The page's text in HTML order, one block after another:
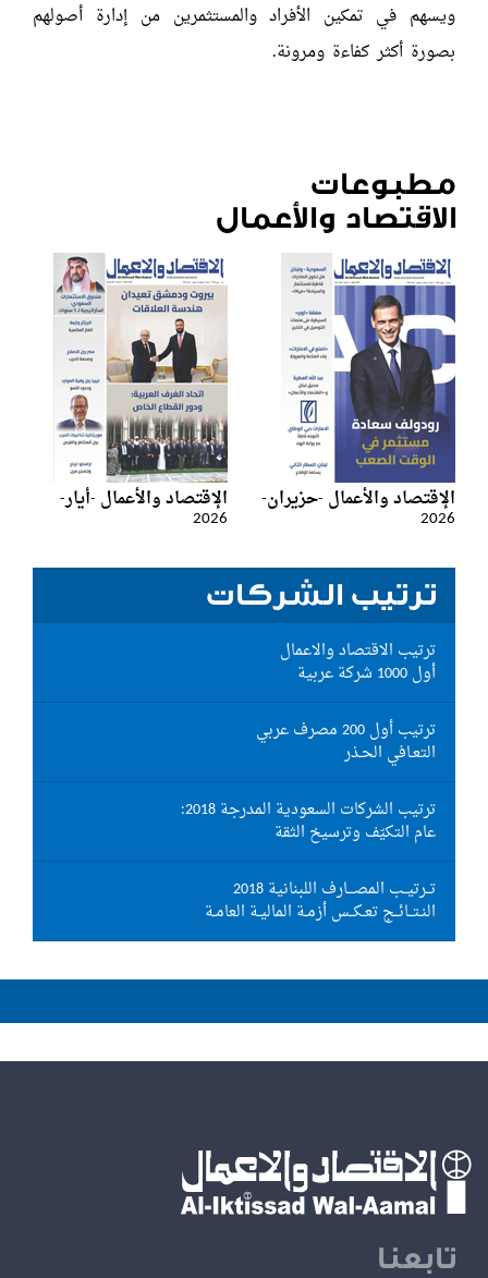
ويسهم في تمكين الأفراد والمستثمرين من إدارة أصولهم
بصورة أكثر كفاءة ومرونة.
مطبوعات
الاقتصاد والأعمال
الإقتصاد والأعمال -حزيران-
2026
الإقتصاد والأعمال -أيار-
2026
ترتيب الشركات
ترتيب الاقتصاد والاعمال
أول 1000 شركة عربية
ترتيب أول 200 مصرف عربي
التعـافي الحـذر
ترتيب الشركات السعودية المدرجة 2018:
عام التكيّف وترسيخ الثقة
تــرتيــب المصـــارف اللبنانية 2018
النـتــائــج تعـكــس أزمـة الماليـة العامـة
تابعنا